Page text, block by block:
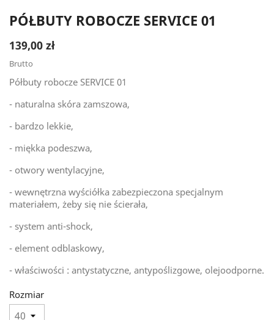
PÓŁBUTY ROBOCZE SERVICE 01
139,00 zł
Brutto
Półbuty robocze SERVICE 01
- naturalna skóra zamszowa,
- bardzo lekkie,
- miękka podeszwa,
- otwory wentylacyjne,
- wewnętrzna wyściółka zabezpieczona specjalnym
materiałem, żeby się nie ścierała,
- system anti-shock,
- element odblaskowy,
- właściwości : antystatyczne, antypoślizgowe, olejoodporne.
Rozmiar